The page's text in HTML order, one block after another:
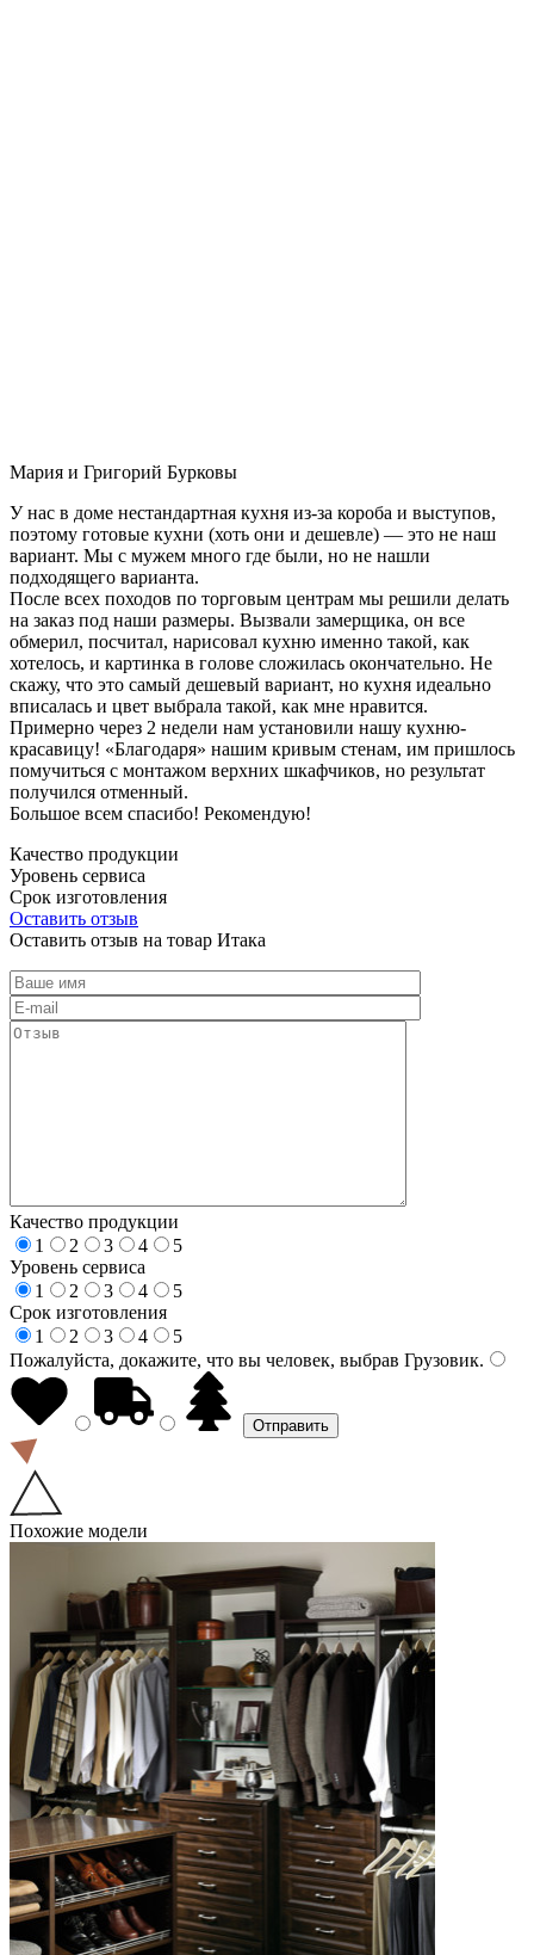
Мария и Григорий Бурковы
У нас в доме нестандартная кухня из-за короба и выступов,
поэтому готовые кухни (хоть они и дешевле) — это не наш
вариант. Мы с мужем много где были, но не нашли
подходящего варианта.
После всех походов по торговым центрам мы решили делать
на заказ под наши размеры. Вызвали замерщика, он все
обмерил, посчитал, нарисовал кухню именно такой, как
хотелось, и картинка в голове сложилась окончательно. Не
скажу, что это самый дешевый вариант, но кухня идеально
вписалась и цвет выбрала такой, как мне нравится.
Примерно через 2 недели нам установили нашу кухню-
красавицу! «Благодаря» нашим кривым стенам, им пришлось
помучиться с монтажом верхних шкафчиков, но результат
получился отменный.
Большое всем спасибо! Рекомендую!
Качество продукции
Уровень сервиса
Срок изготовления
Оставить отзыв
Оставить отзыв на товар Итака
Качество продукции
1
2 3 4
5
Уровень сервиса
1
2 3 4
5
Срок изготовления
1
2 3 4
5
Пожалуйста, докажите, что вы человек, выбрав Грузовик.
Похожие модели